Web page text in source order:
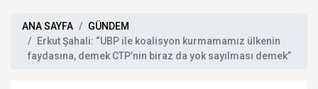
ANA SAYFA
GÜNDEM
Erkut Şahali: “UBP ile koalisyon kurmamamız ülkenin
faydasına, demek CTP’nin biraz da yok sayılması demek”